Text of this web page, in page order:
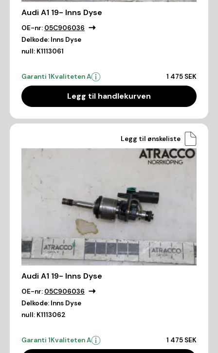
Audi A1 19- Inns Dyse
OE-nr: 05C906036
Delkode: Inns Dyse
null: K1113061
Garanti 1Kvaliteten A 1 475 SEK
Legg til handlekurven
Legg til ønskeliste
Audi A1 19- Inns Dyse
OE-nr: 05C906036
Delkode: Inns Dyse
null: K1113062
Garanti 1Kvaliteten A 1 475 SEK